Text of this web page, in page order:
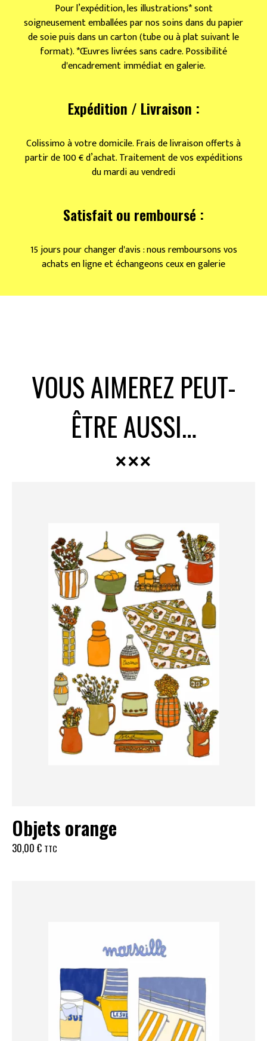
Pour l’expédition, les illustrations* sont
soigneusement emballées par nos soins dans du papier
de soie puis dans un carton (tube ou à plat suivant le
format). *Œuvres livrées sans cadre. Possibilité
d'encadrement immédiat en galerie.
Expédition / Livraison :
Colissimo à votre domicile. Frais de livraison offerts à
partir de 100 € d’achat. Traitement de vos expéditions
du mardi au vendredi
Satisfait ou remboursé :
15 jours pour changer d'avis : nous remboursons vos
achats en ligne et échangeons ceux en galerie
VOUS AIMEREZ PEUT-
ÊTRE AUSSI…
Objets orange
30,00 € TTC